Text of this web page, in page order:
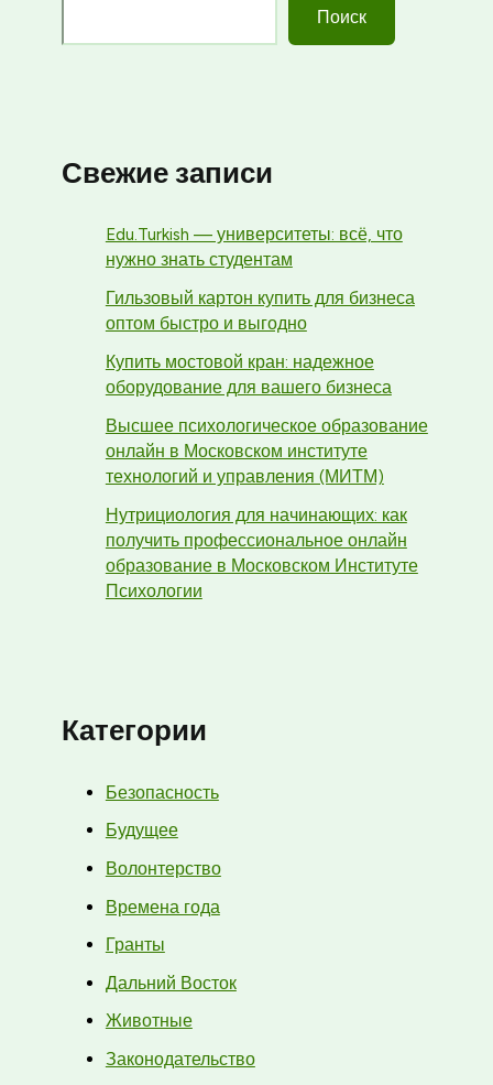
Поиск
Свежие записи
Edu.Turkish — университеты: всё, что
нужно знать студентам
Гильзовый картон купить для бизнеса
оптом быстро и выгодно
Купить мостовой кран: надежное
оборудование для вашего бизнеса
Высшее психологическое образование
онлайн в Московском институте
технологий и управления (МИТМ)
Нутрициология для начинающих: как
получить профессиональное онлайн
образование в Московском Институте
Психологии
Категории
Безопасность
Будущее
Волонтерство
Времена года
Гранты
Дальний Восток
Животные
Законодательство